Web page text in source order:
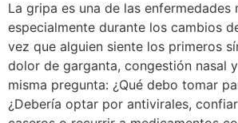
La gripa es una de las enfermedades
especialmente durante los cambios
vez que alguien siente los primeros
dolor de garganta, congestión nasal
misma pregunta: ¿Qué debo tomar
¿Debería optar por antivirales,